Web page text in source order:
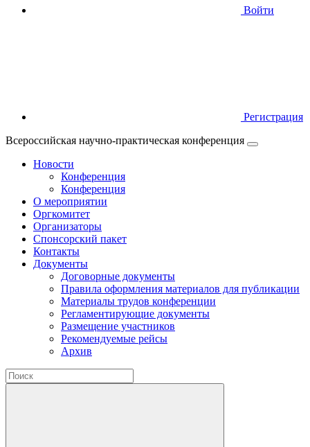
Войти
Регистрация
Всероссийская научно-практическая конференция
Новости
Конференция
Конференция
О мероприятии
Оргкомитет
Организаторы
Спонсорский пакет
Контакты
Документы
Договорные документы
Правила оформления материалов для публикации
Материалы трудов конференции
Регламентирующие документы
Размещение участников
Рекомендуемые рейсы
Архив